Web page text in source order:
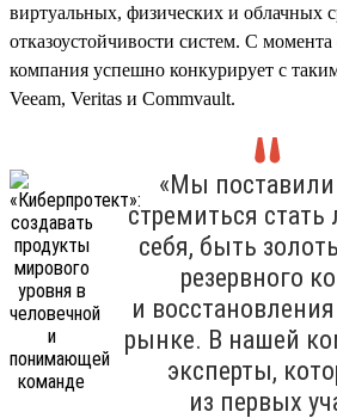
виртуальных, физических и облачных
отказоустойчивости систем. С
компания успешно конкурирует с
Veeam, Veritas и Commvault.
«Мы поставили
стремиться
себя, быть
резервного
и
рынке. В нашей
эксперты,
из первых